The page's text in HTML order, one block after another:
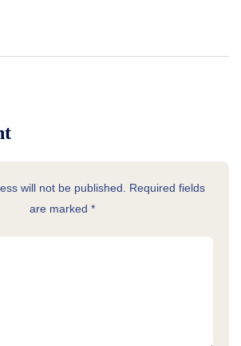
will not be published. Required fields
are marked *